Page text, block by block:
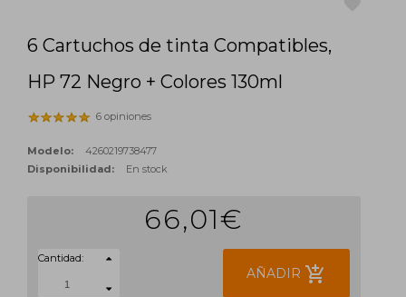
6 Cartuchos de tinta Compatibles,
HP 72 Negro + Colores 130ml
6 opiniones
Modelo:
4260219738477
Disponibilidad:
En stock
66,01€
Cantidad:
AÑADIR add_shopping_cart